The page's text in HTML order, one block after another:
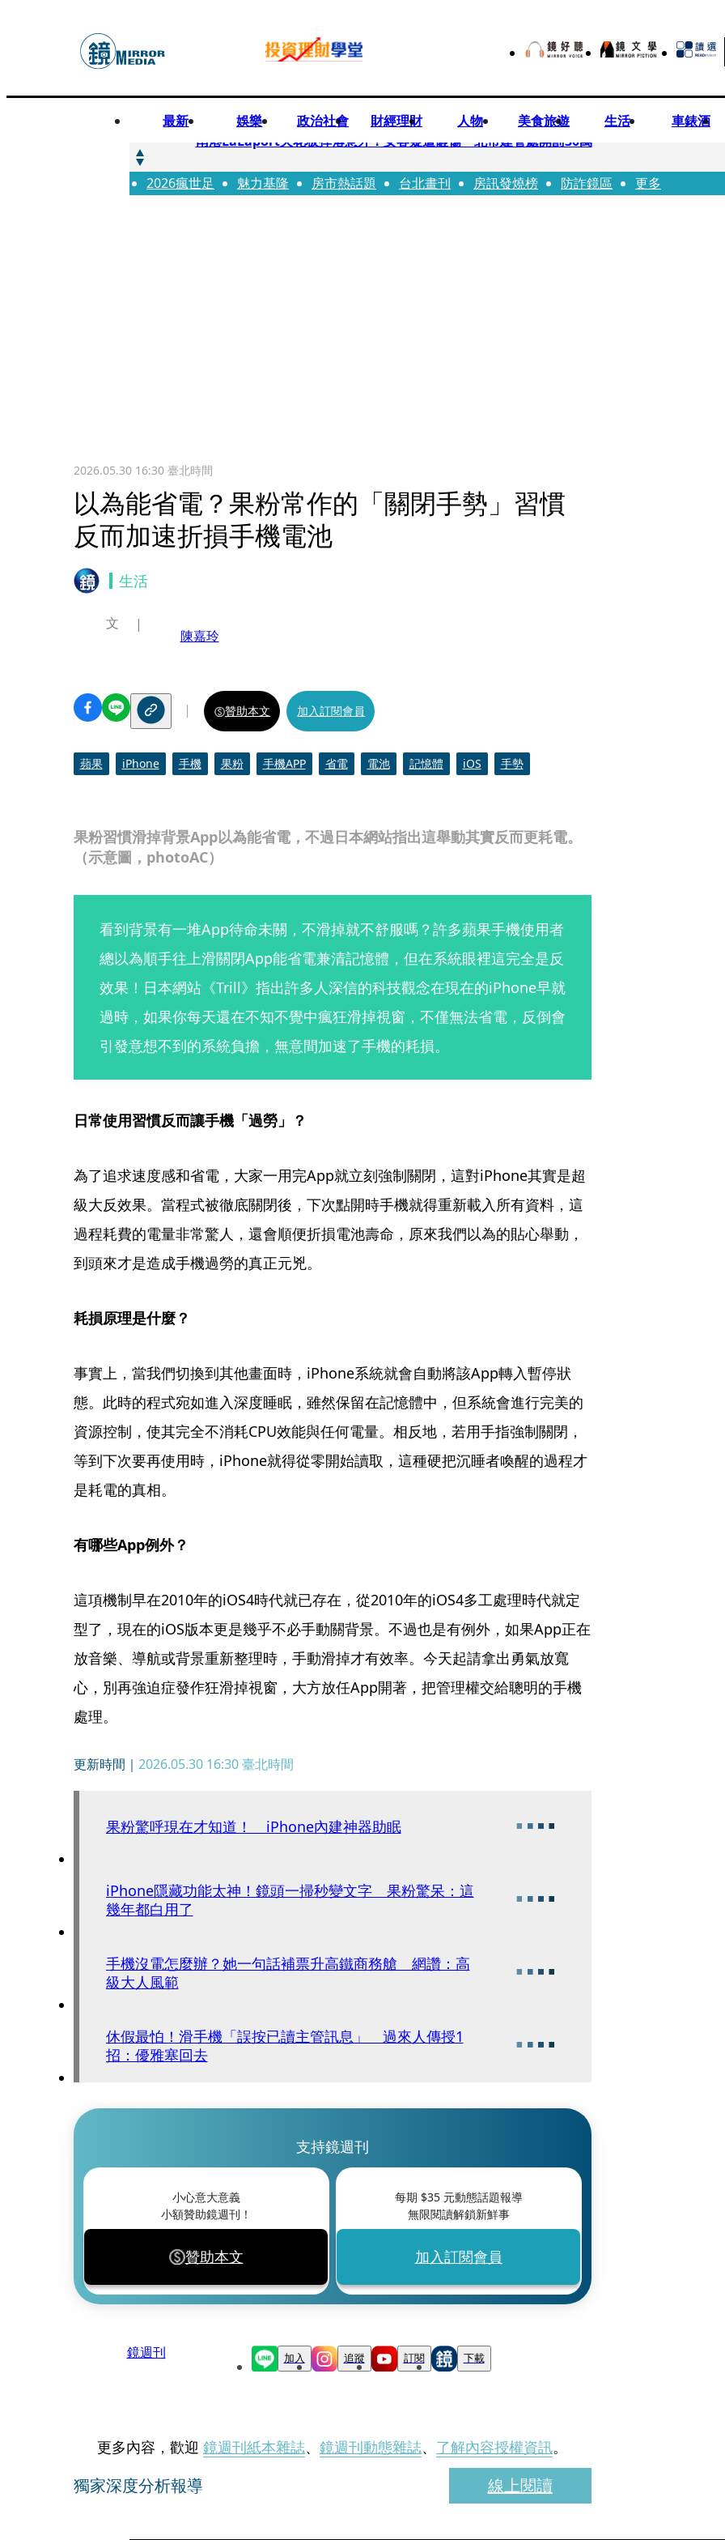
最新 娛樂 政治社會 財經理財 人物 美食旅遊 生活 車錶酒
快訊
南港LaLaport天花板掉落意外！女客疑遭砸傷 北市建管處開罰30萬
快訊
川普又出招！多晶矽產品課15%關稅12月生效 經濟部回應了
2026瘋世足 魅力基隆 房市熱話題 台北畫刊 房訊發燒榜 防詐鏡區 更多
2026.05.30 16:30臺北時間
以為能省電？果粉常作的「關閉手勢」習慣
反而加速折損手機電池
生活
果粉習慣滑掉背景App以為能省電，不過日本網站指出這舉動其實反而更耗電。
（示意圖，photoAC）
文
陳嘉玲
贊助本文 加入訂閱會員
蘋果 iPhone 手機 果粉 手機APP 省電 電池 記憶體 iOS 手勢
看到背景有一堆App待命未關，不滑掉就不舒服嗎？許多蘋果手機使用者
總以為順手往上滑關閉App能省電兼清記憶體，但在系統眼裡這完全是反
效果！日本網站《Trill》指出許多人深信的科技觀念在現在的iPhone早就
過時，如果你每天還在不知不覺中瘋狂滑掉視窗，不僅無法省電，反倒會
引發意想不到的系統負擔，無意間加速了手機的耗損。
日常使用習慣反而讓手機「過勞」？
為了追求速度感和省電，大家一用完App就立刻強制關閉，這對iPhone其實是超
級大反效果。當程式被徹底關閉後，下次點開時手機就得重新載入所有資料，這
過程耗費的電量非常驚人，還會順便折損電池壽命，原來我們以為的貼心舉動，
到頭來才是造成手機過勞的真正元兇。
耗損原理是什麼？
事實上，當我們切換到其他畫面時，iPhone系統就會自動將該App轉入暫停狀
態。此時的程式宛如進入深度睡眠，雖然保留在記憶體中，但系統會進行完美的
資源控制，使其完全不消耗CPU效能與任何電量。相反地，若用手指強制關閉，
等到下次要再使用時，iPhone就得從零開始讀取，這種硬把沉睡者喚醒的過程才
是耗電的真相。
有哪些App例外？
這項機制早在2010年的iOS4時代就已存在，從2010年的iOS4多工處理時代就定
型了，現在的iOS版本更是幾乎不必手動關背景。不過也是有例外，如果App正在
放音樂、導航或背景重新整理時，手動滑掉才有效率。今天起請拿出勇氣放寬
心，別再強迫症發作狂滑掉視窗，大方放任App開著，把管理權交給聰明的手機
處理。
更新時間｜ 2026.05.30 16:30臺北時間
果粉驚呼現在才知道！ iPhone內建神器助眠
iPhone隱藏功能太神！鏡頭一掃秒變文字 果粉驚呆：這
幾年都白用了
手機沒電怎麼辦？她一句話補票升高鐵商務艙 網讚：高
級大人風範
休假最怕！滑手機「誤按已讀主管訊息」 過來人傳授1
招：優雅塞回去
支持鏡週刊
小心意大意義
小額贊助鏡週刊！
贊助本文
每期 $35元動態話題報導
無限閱讀解鎖新鮮事
加入訂閱會員
鏡週刊 加入 追蹤 訂閱 下載
更多內容，歡迎 鏡週刊紙本雜誌、 鏡週刊動態雜誌、 了解內容授權資訊。
獨家深度分析報導 線上閱讀